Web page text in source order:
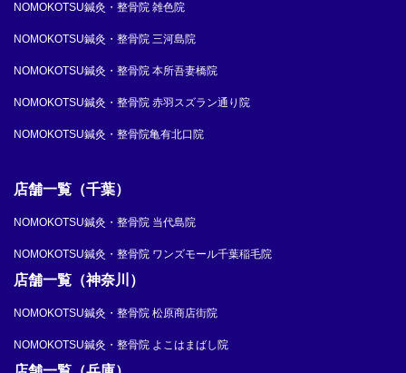
NOMOKOTSU鍼灸・整骨院 雑色院
NOMOKOTSU鍼灸・整骨院 三河島院
NOMOKOTSU鍼灸・整骨院 本所吾妻橋院
NOMOKOTSU鍼灸・整骨院 赤羽スズラン通り院
NOMOKOTSU鍼灸・整骨院亀有北口院
店舗一覧（千葉）
NOMOKOTSU鍼灸・整骨院 当代島院
NOMOKOTSU鍼灸・整骨院 ワンズモール千葉稲毛院
店舗一覧（神奈川）
NOMOKOTSU鍼灸・整骨院 松原商店街院
NOMOKOTSU鍼灸・整骨院 よこはまばし院